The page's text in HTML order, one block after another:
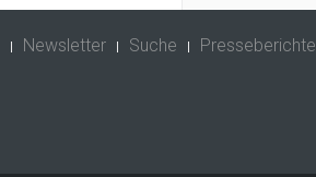
Newsletter Suche Presseberichte